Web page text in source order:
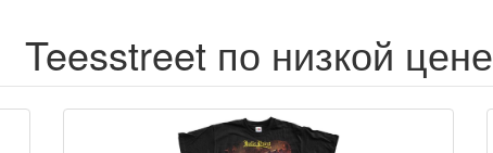
Teesstreet по низкой цене